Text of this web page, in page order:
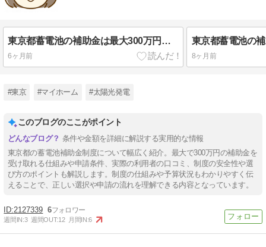
東京都蓄電池の補助金は最大300万円もらえる？金額と条件まとめ
6ヶ月前 8ヶ月前
#東京 #マイホーム #太陽光発電
このブログのここがポイント
条件や金額を詳細に解説する実用的な情報
東京都の蓄電池補助金制度について幅広く紹介。最大で300万円の補助金を
受け取れる仕組みや申請条件、実際の利用者の口コミ、制度の安全性や選
び方のポイントも解説します。制度の仕組みや予算状況もわかりやすく伝
えることで、正しい選択や申請の流れを理解できる内容となっています。
2127339 6
週間IN:3 週間OUT:12 月間IN:6